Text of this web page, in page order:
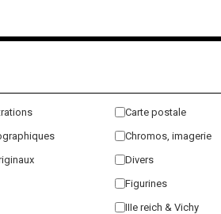
Carte postale
Chromos, imagerie
Divers
Figurines
IIIe reich & Vichy